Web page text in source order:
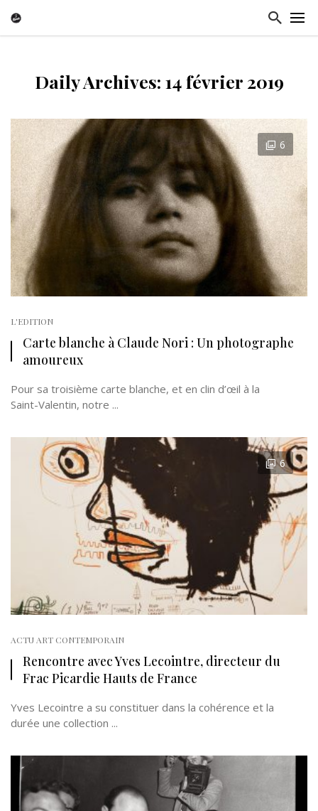
Daily Archives: 14 février 2019
6
L'EDITION
Carte blanche à Claude Nori : Un photographe
amoureux
Pour sa troisième carte blanche, et en clin d’œil à la
Saint-Valentin, notre ...
6
ACTU ART CONTEMPORAIN
Rencontre avec Yves Lecointre, directeur du
Frac Picardie Hauts de France
Yves Lecointre a su constituer dans la cohérence et la
durée une collection ...